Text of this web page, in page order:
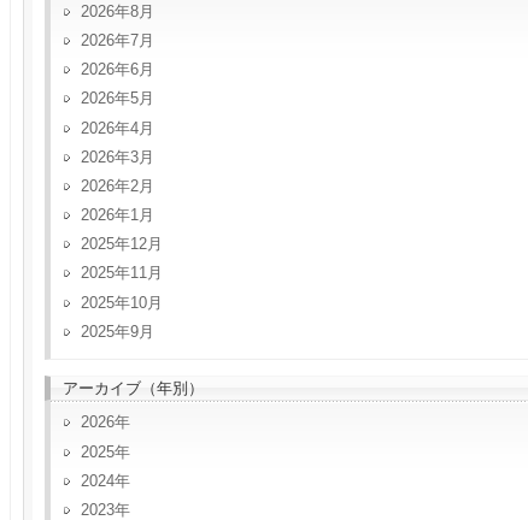
2026年8月
2026年7月
2026年6月
2026年5月
2026年4月
2026年3月
2026年2月
2026年1月
2025年12月
2025年11月
2025年10月
2025年9月
アーカイブ（年別）
2026
2025
2024
2023